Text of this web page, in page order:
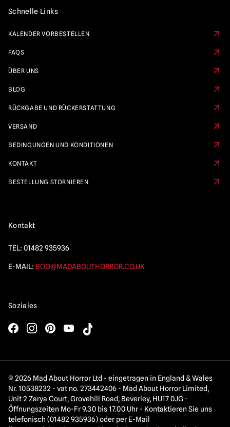
Schnelle Links
KALENDER VORBESTELLEN
FAQS
ÜBER UNS
BLOG
RÜCKGABE UND RÜCKERSTATTUNG
VERSAND
BEDINGUNGEN UND KONDITIONEN
KONTAKT
BESTELLUNG STORNIEREN
Kontakt
TEL: 01482 935936
E-MAIL: BOO@MADABOUTHORROR.CO.UK
Soziales
© 2026 Mad About Horror Ltd - eingetragen in England & Wales
Nr. 10538232 - vat no. 273442406 - Mad About Horror Limited,
Unit 2 Zarya Court, Grovehill Road, Beverley, HU17 0JG -
Öffnungszeiten Mo-Fr 9.30 bis 17.00 Uhr - Kontaktieren Sie uns
telefonisch (01482 935936) oder per E-Mail